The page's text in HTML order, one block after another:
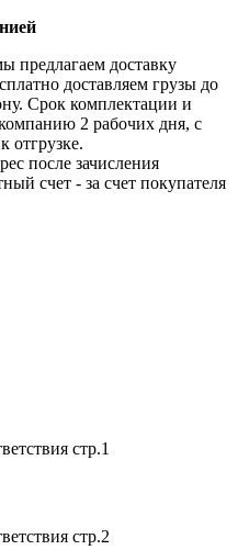
предлагаем доставку
доставляем грузы до
Срок комплектации и
2 рабочих дня, с
отгрузке.
после зачисления
счет - за счет покупателя
стр.1
стр.2